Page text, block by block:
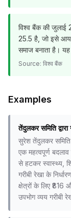
विश्व बैंक की जुलाई
25.5 है, जो इसे आय
समाज बनाता है।
Source: विश्व बैंक
Examples
तेंदुलकर समिति द्वारा
सुरेश तेंदुलकर समिति
एक महत्वपूर्ण
से हटकर स्वास्थ्य,
गरीबी रेखा के
क्षेत्रों के लिए ₹816
उपभोग व्यय गरीबी